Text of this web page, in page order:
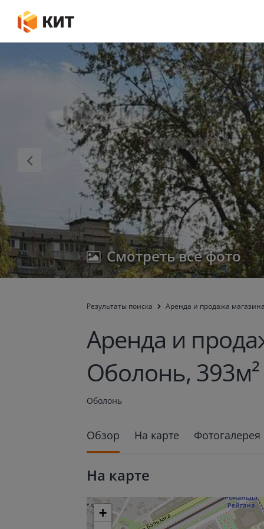
Смотреть все фото
Результаты поиска Aренда и продажа
Aренда и
Оболонь, 393м²
Оболонь
Обзор На карте Фотогалерея
На карте
+